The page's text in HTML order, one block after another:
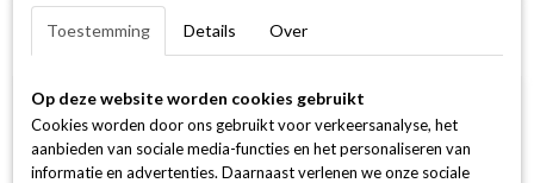
Toestemming Details Over
Op deze website worden cookies gebruikt
Cookies worden door ons gebruikt voor verkeersanalyse, het
aanbieden van sociale media-functies en het personaliseren van
informatie en advertenties. Daarnaast verlenen we onze sociale